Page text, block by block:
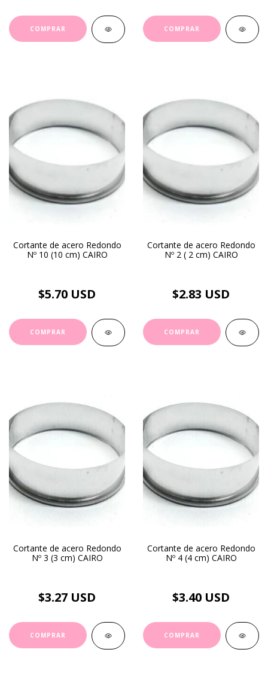
Cortante de acero Redondo
Nº 10 (10 cm) CAIRO
$5.70 USD
Cortante de acero Redondo
Nº 2 ( 2 cm) CAIRO
$2.83 USD
Cortante de acero Redondo
Nº 3 (3 cm) CAIRO
$3.27 USD
Cortante de acero Redondo
Nº 4 (4 cm) CAIRO
$3.40 USD